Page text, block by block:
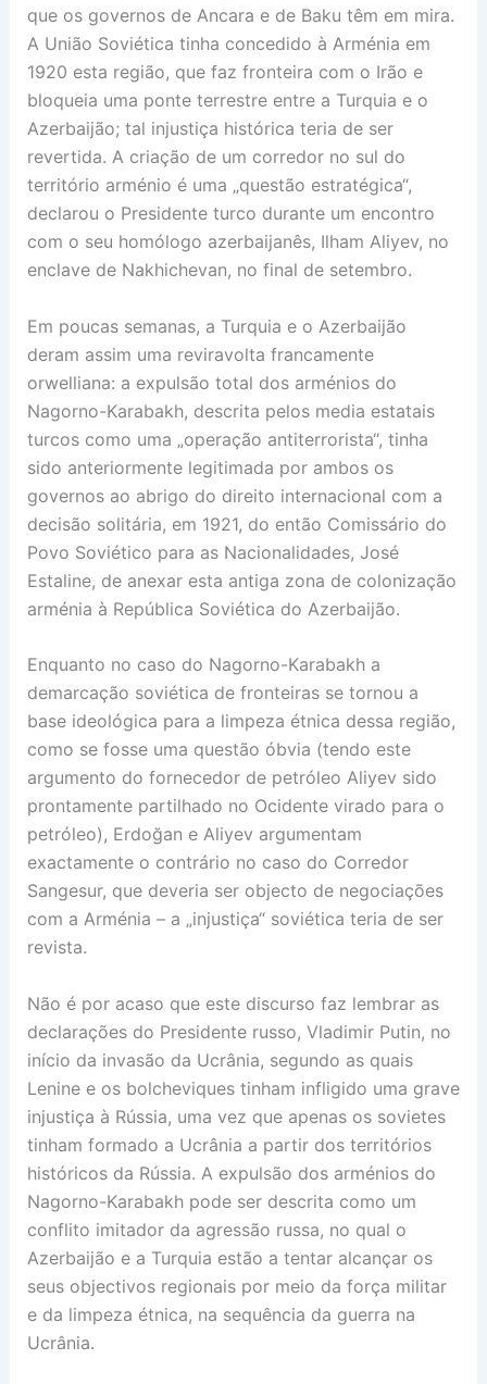
que os governos de Ancara e de Baku têm em mira.
A União Soviética tinha concedido à Arménia em
1920 esta região, que faz fronteira com o Irão e
bloqueia uma ponte terrestre entre a Turquia e o
Azerbaijão; tal injustiça histórica teria de ser
revertida. A criação de um corredor no sul do
território arménio é uma „questão estratégica“,
declarou o Presidente turco durante um encontro
com o seu homólogo azerbaijanês, Ilham Aliyev, no
enclave de Nakhichevan, no final de setembro.
Em poucas semanas, a Turquia e o Azerbaijão
deram assim uma reviravolta francamente
orwelliana: a expulsão total dos arménios do
Nagorno-Karabakh, descrita pelos media estatais
turcos como uma „operação antiterrorista“, tinha
sido anteriormente legitimada por ambos os
governos ao abrigo do direito internacional com a
decisão solitária, em 1921, do então Comissário do
Povo Soviético para as Nacionalidades, José
Estaline, de anexar esta antiga zona de colonização
arménia à República Soviética do Azerbaijão.
Enquanto no caso do Nagorno-Karabakh a
demarcação soviética de fronteiras se tornou a
base ideológica para a limpeza étnica dessa região,
como se fosse uma questão óbvia (tendo este
argumento do fornecedor de petróleo Aliyev sido
prontamente partilhado no Ocidente virado para o
petróleo), Erdoğan e Aliyev argumentam
exactamente o contrário no caso do Corredor
Sangesur, que deveria ser objecto de negociações
com a Arménia – a „injustiça“ soviética teria de ser
revista.
Não é por acaso que este discurso faz lembrar as
declarações do Presidente russo, Vladimir Putin, no
início da invasão da Ucrânia, segundo as quais
Lenine e os bolcheviques tinham infligido uma grave
injustiça à Rússia, uma vez que apenas os sovietes
tinham formado a Ucrânia a partir dos territórios
históricos da Rússia. A expulsão dos arménios do
Nagorno-Karabakh pode ser descrita como um
conflito imitador da agressão russa, no qual o
Azerbaijão e a Turquia estão a tentar alcançar os
seus objectivos regionais por meio da força militar
e da limpeza étnica, na sequência da guerra na
Ucrânia.